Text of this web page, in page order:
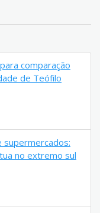
comparação
de Teófilo
supermercados:
no extremo sul